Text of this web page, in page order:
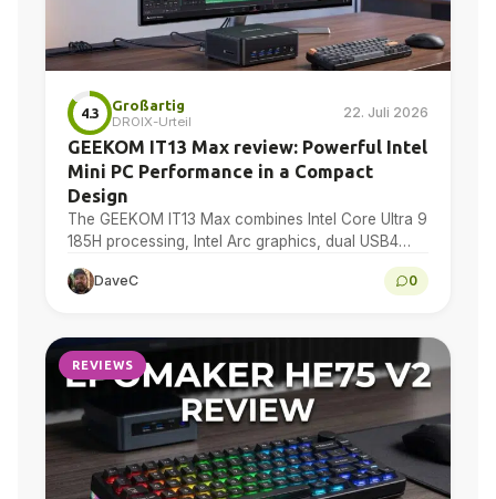
4.3
Großartig
DROIX-Urteil
22. Juli 2026
GEEKOM IT13 Max review: Powerful Intel
Mini PC Performance in a Compact
Design
The GEEKOM IT13 Max combines Intel Core Ultra 9
185H processing, Intel Arc graphics, dual USB4
and dual 2.5GbE in a compact Windows 11...
DaveC 0
REVIEWS